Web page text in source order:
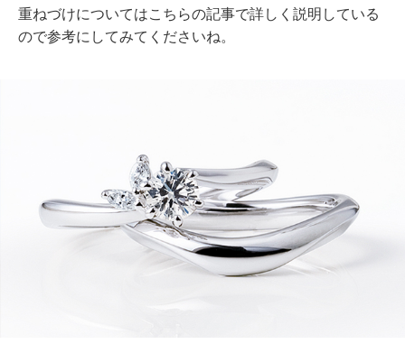
重ねづけについてはこちらの記事で詳しく説明している
ので参考にしてみてくださいね。